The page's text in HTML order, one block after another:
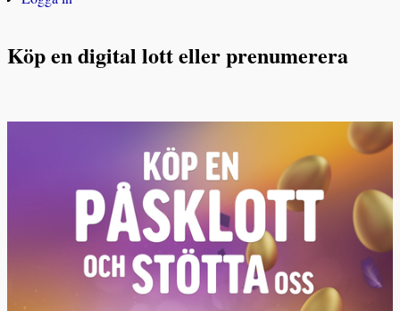
Köp en digital lott eller prenumerera